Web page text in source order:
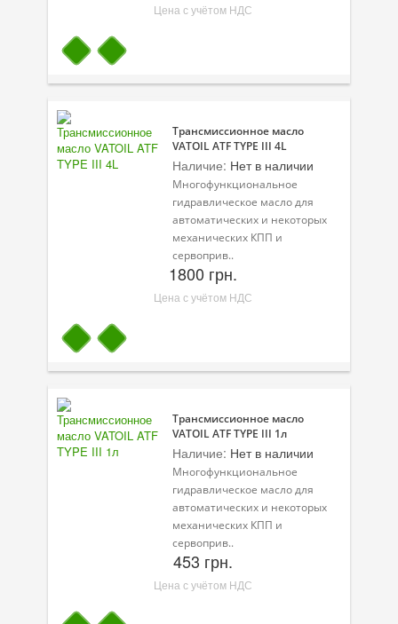
Цена с учётом НДС
Трансмиссионное масло
VATOIL ATF TYPE III 4L
Наличие: Нет в наличии
Многофункциональное
гидравлическое масло для
автоматических и некоторых
механических КПП и
сервоприв..
1800 грн.
Цена с учётом НДС
Трансмиссионное масло
VATOIL ATF TYPE III 1л
Наличие: Нет в наличии
Многофункциональное
гидравлическое масло для
автоматических и некоторых
механических КПП и
сервоприв..
453 грн.
Цена с учётом НДС